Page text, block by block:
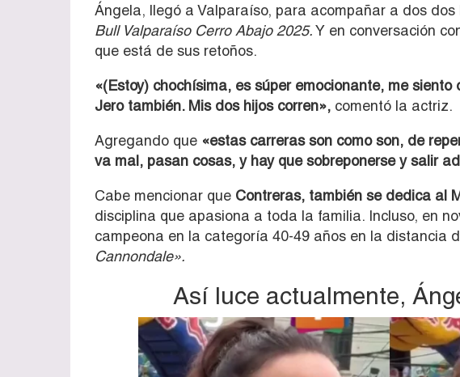
Ángela, llegó a Valparaíso, para acompañar a dos dos
Bull Valparaíso Cerro Abajo 2025.Y en conversación
que está de sus retoños.
«(Estoy) chochísima, es súper emocionante, me
Jero también. Mis dos hijos corren», comentó la actriz.
Agregando que «estas carreras son como son, de
va mal, pasan cosas, y hay que sobreponerse y salir
Cabe mencionar que Contreras, también se dedica al
disciplina que apasiona a toda la familia. Incluso, en
campeona en la categoría 40-49 años en la distancia
Cannondale».
Así luce actualmente,